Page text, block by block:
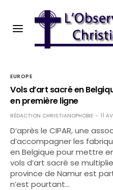
EUROPE
Vols d’art sacré en
en première ligne
RÉDACTION CHRISTIANOPHOBIE 11
D’après le CIPAR, une
d’accompagner les
en Belgique pour mettre
vols d’art sacré se
province de Namur est
n’est pourtant…